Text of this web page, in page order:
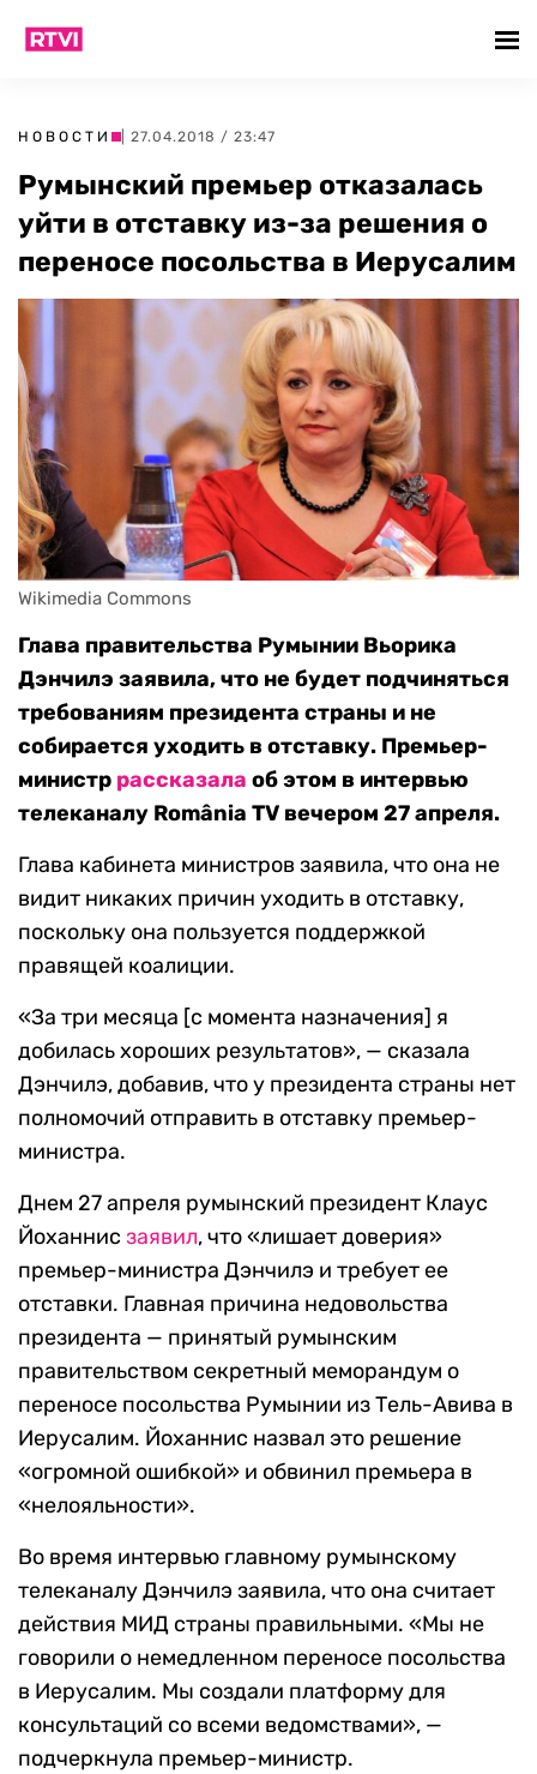
НОВОСТИ | 27.04.2018 / 23:47
Румынский премьер отказалась
уйти в отставку из-за решения о
переносе посольства в Иерусалим
Wikimedia Commons
Глава правительства Румынии Вьорика
Дэнчилэ заявила, что не будет подчиняться
требованиям президента страны и не
собирается уходить в отставку. Премьер-
министр рассказала об этом в интервью
телеканалу România TV вечером 27 апреля.
Глава кабинета министров заявила, что она не
видит никаких причин уходить в отставку,
поскольку она пользуется поддержкой
правящей коалиции.
«За три месяца [с момента назначения] я
добилась хороших результатов», — сказала
Дэнчилэ, добавив, что у президента страны нет
полномочий отправить в отставку премьер-
министра.
Днем 27 апреля румынский президент Клаус
Йоханнис заявил, что «лишает доверия»
премьер-министра Дэнчилэ и требует ее
отставки. Главная причина недовольства
президента — принятый румынским
правительством секретный меморандум о
переносе посольства Румынии из Тель-Авива в
Иерусалим. Йоханнис назвал это решение
«огромной ошибкой» и обвинил премьера в
«нелояльности».
Во время интервью главному румынскому
телеканалу Дэнчилэ заявила, что она считает
действия МИД страны правильными. «Мы не
говорили о немедленном переносе посольства
в Иерусалим. Мы создали платформу для
консультаций со всеми ведомствами», —
подчеркнула премьер-министр.